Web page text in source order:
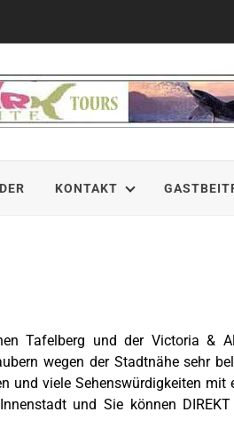
KONTAKT
Tafelberg und der Victoria &
wegen der Stadtnähe sehr
und viele Sehenswürdigkeiten mit
und Sie können